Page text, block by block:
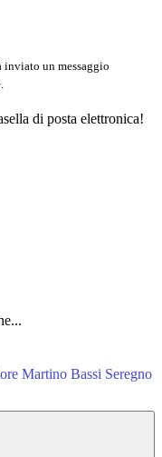
inviato un messaggio
di posta elettronica!